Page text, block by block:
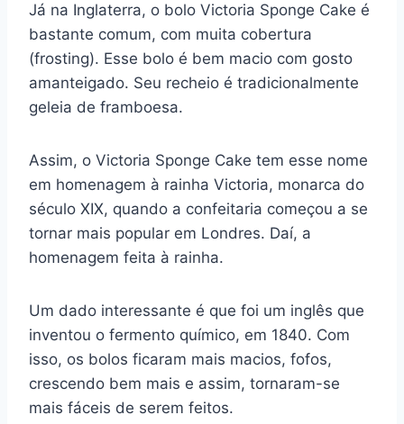
Já na Inglaterra, o bolo Victoria Sponge Cake é
bastante comum, com muita cobertura
(frosting). Esse bolo é bem macio com gosto
amanteigado. Seu recheio é tradicionalmente
geleia de framboesa.
Assim, o Victoria Sponge Cake tem esse nome
em homenagem à rainha Victoria, monarca do
século XIX, quando a confeitaria começou a se
tornar mais popular em Londres. Daí, a
homenagem feita à rainha.
Um dado interessante é que foi um inglês que
inventou o fermento químico, em 1840. Com
isso, os bolos ficaram mais macios, fofos,
crescendo bem mais e assim, tornaram-se
mais fáceis de serem feitos.